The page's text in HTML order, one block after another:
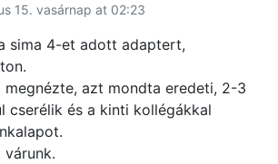
15. vasárnap at 02:23
sima 4-et adott adaptert,
megnézte, azt mondta eredeti, 2-3
cserélik és a kinti kollégákkal